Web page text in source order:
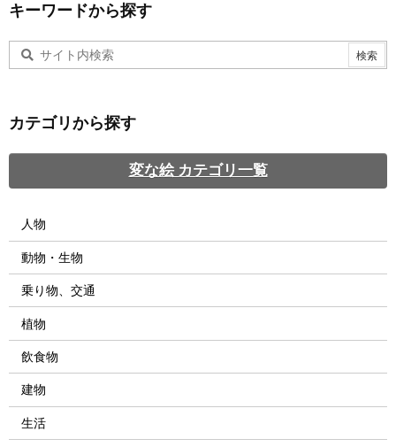
キーワードから探す
カテゴリから探す
変な絵 カテゴリ一覧
人物
動物・生物
乗り物、交通
植物
飲食物
建物
生活